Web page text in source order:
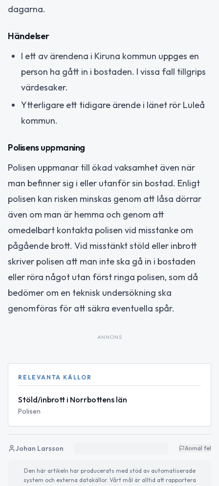
dagarna.
Händelser
I ett av ärendena i Kiruna kommun uppges en
person ha gått in i bostaden. I vissa fall tillgrips
värdesaker.
Ytterligare ett tidigare ärende i länet rör Luleå
kommun.
Polisens uppmaning
Polisen uppmanar till ökad vaksamhet även när
man befinner sig i eller utanför sin bostad. Enligt
polisen kan risken minskas genom att låsa dörrar
även om man är hemma och genom att
omedelbart kontakta polisen vid misstanke om
pågående brott. Vid misstänkt stöld eller inbrott
skriver polisen att man inte ska gå in i bostaden
eller röra något utan först ringa polisen, som då
bedömer om en teknisk undersökning ska
genomföras för att säkra eventuella spår.
ANNONS
RELEVANTA KÄLLOR
Stöld/inbrott i Norrbottens län
Polisen
Johan Larsson Anmäl fel
Den här artikeln har producerats med stöd av automatiserade
system och externa datakällor. Vårt mål är alltid att rapportera